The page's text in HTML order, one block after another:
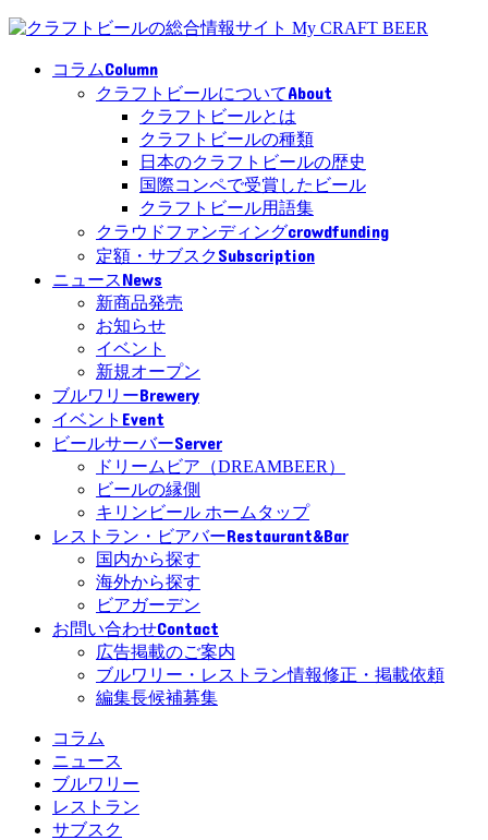
コラムColumn
クラフトビールについてAbout
クラフトビールとは
クラフトビールの種類
日本のクラフトビールの歴史
国際コンペで受賞したビール
クラフトビール用語集
クラウドファンディングcrowdfunding
定額・サブスクSubscription
ニュースNews
新商品発売
お知らせ
イベント
新規オープン
ブルワリーBrewery
イベント Event
ビールサーバーServer
ドリームビア（DREAMBEER）
ビールの縁側
キリンビール ホームタップ
レストラン・ビアバーRestaurant&Bar
国内から探す
海外から探す
ビアガーデン
お問い合わせContact
広告掲載のご案内
ブルワリー・レストラン情報修正・掲載依頼
編集長候補募集
コラム
ニュース
ブルワリー
レストラン
サブスク